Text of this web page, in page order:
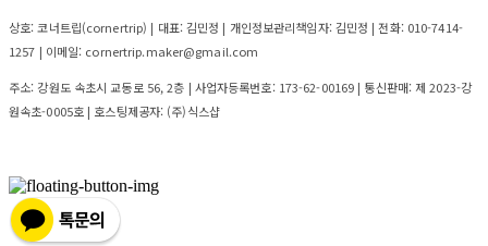
상호: 코너트립(cornertrip) | 대표: 김민정 | 개인정보관리책임자: 김민정 | 전화: 010-7414-
1257 | 이메일: cornertrip.maker@gmail.com
주소: 강원도 속초시 교동로 56, 2층 | 사업자등록번호: 173-62-00169 | 통신판매: 제 2023-강
원속초-0005호 | 호스팅제공자: (주)식스샵